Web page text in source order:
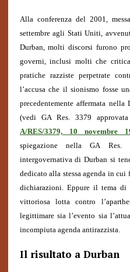
Alla conferenza del 2001,
settembre agli Stati Uniti,
Durban, molti discorsi furono
governi, inclusi molti che
pratiche razziste perpetrate
l’accusa che il sionismo fosse
precedentemente affermata nella
(vedi GA Res. 3379
A/RES/3379, 10 novembre
spiegazione nella GA Res.
intergovernativa di Durban si
dedicato alla stessa agenda in
dichiarazioni. Eppure il tema
vittoriosa lotta contro
legittimare sia l’evento sia
incompiuta agenda antirazzista.
Il risultato a Durban